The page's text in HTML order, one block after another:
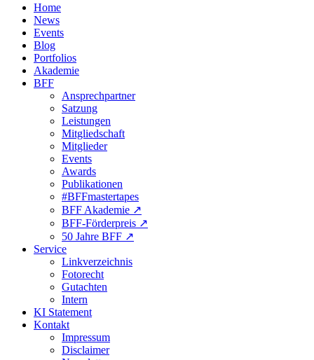
Home
News
Events
Blog
Portfolios
Akademie
BFF
Ansprechpartner
Satzung
Leistungen
Mitgliedschaft
Mitglieder
Events
Awards
Publikationen
#BFFmastertapes
BFF Akademie ↗︎
BFF-Förderpreis ↗︎
50 Jahre BFF ↗︎
Service
Linkverzeichnis
Fotorecht
Gutachten
Intern
KI Statement
Kontakt
Impressum
Disclaimer